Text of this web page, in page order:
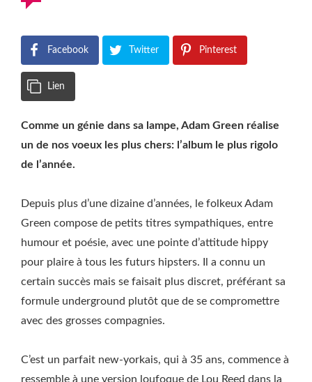
Facebook Twitter Pinterest
Lien
Comme un génie dans sa lampe, Adam Green réalise
un de nos voeux les plus chers: l’album le plus rigolo
de l’année.
Depuis plus d’une dizaine d’années, le folkeux Adam
Green compose de petits titres sympathiques, entre
humour et poésie, avec une pointe d’attitude hippy
pour plaire à tous les futurs hipsters. Il a connu un
certain succès mais se faisait plus discret, préférant sa
formule underground plutôt que de se compromettre
avec des grosses compagnies.
C’est un parfait new-yorkais, qui à 35 ans, commence à
ressemble à une version loufoque de Lou Reed dans la